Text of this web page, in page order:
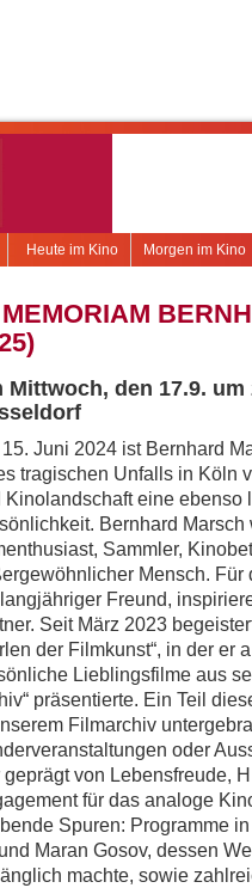
Morgen im Kino
Heute im Kino
Mittwoch, den 17.9.
Juni 2024 ist Bernhard
tragischen Unfalls in Köln
Kinolandschaft eine
Bernhard
Sammler,
Mensch.
Freund,
Seit März 2023
der Film­kunst“, in der er
Lieblingsfilme aus
präsentierte. Ein Teil
Filmarchiv
oder
geprägt von Lebensfreude,
für das analoge
Spuren: Programme
Maran Gosov, dessen
machte, sowie